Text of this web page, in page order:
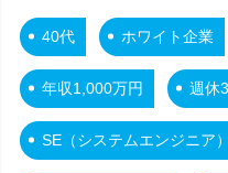
40代 ホワイト企業
年収1,000万円 週休
SE（システムエンジニア）